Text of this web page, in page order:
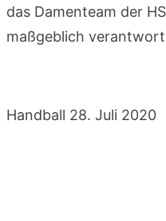
das Damenteam der
maßgeblich
Handball 28. Juli 2020